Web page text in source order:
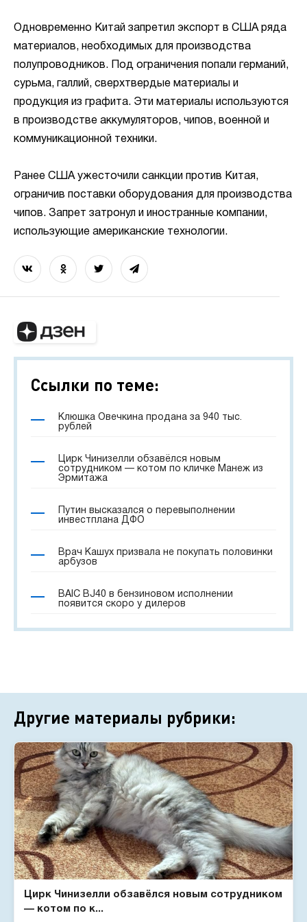
Одновременно Китай запретил экспорт в США ряда
материалов, необходимых для производства
полупроводников. Под ограничения попали германий,
сурьма, галлий, сверхтвердые материалы и
продукция из графита. Эти материалы используются
в производстве аккумуляторов, чипов, военной и
коммуникационной техники.
Ранее США ужесточили санкции против Китая,
ограничив поставки оборудования для производства
чипов. Запрет затронул и иностранные компании,
использующие американские технологии.
Ссылки по теме:
Клюшка Овечкина продана за 940 тыс.
рублей
Цирк Чинизелли обзавёлся новым
сотрудником — котом по кличке Манеж из
Эрмитажа
Путин высказался о перевыполнении
инвестплана ДФО
Врач Кашух призвала не покупать половинки
арбузов
BAIC BJ40 в бензиновом исполнении
появится скоро у дилеров
Другие материалы рубрики:
Цирк Чинизелли обзавёлся новым сотрудником
— котом по к...